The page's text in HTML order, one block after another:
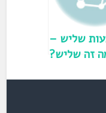
שליש –
זה שליש?